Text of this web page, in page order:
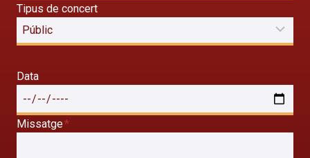
Tipus de concert
Data
Missatge*